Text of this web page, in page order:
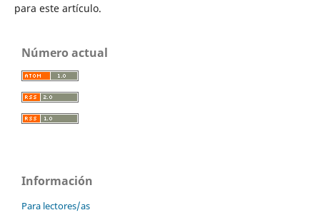
para este artículo.
Número actual
Información
Para lectores/as